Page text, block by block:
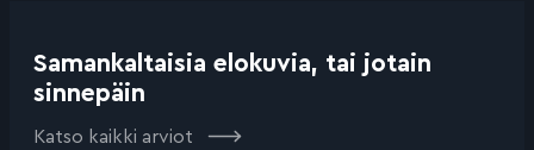
Samankaltaisia elokuvia, tai jotain
sinnepäin
Katso kaikki arviot